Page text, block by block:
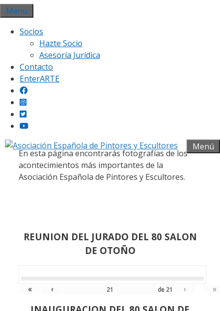
Saltar
al
contenido
Menu
Socios
Hazte Socio
Asesoría Jurídica
Contacto
EnterARTE
Menú
Galería fotográfica
En esta página encontrarás fotografías de los
acontecimientos más importantes de la
Asociación Española de Pintores y Escultores.
REUNION DEL JURADO DEL 80 SALON
DE OTOÑO
« ‹ de 21 › »